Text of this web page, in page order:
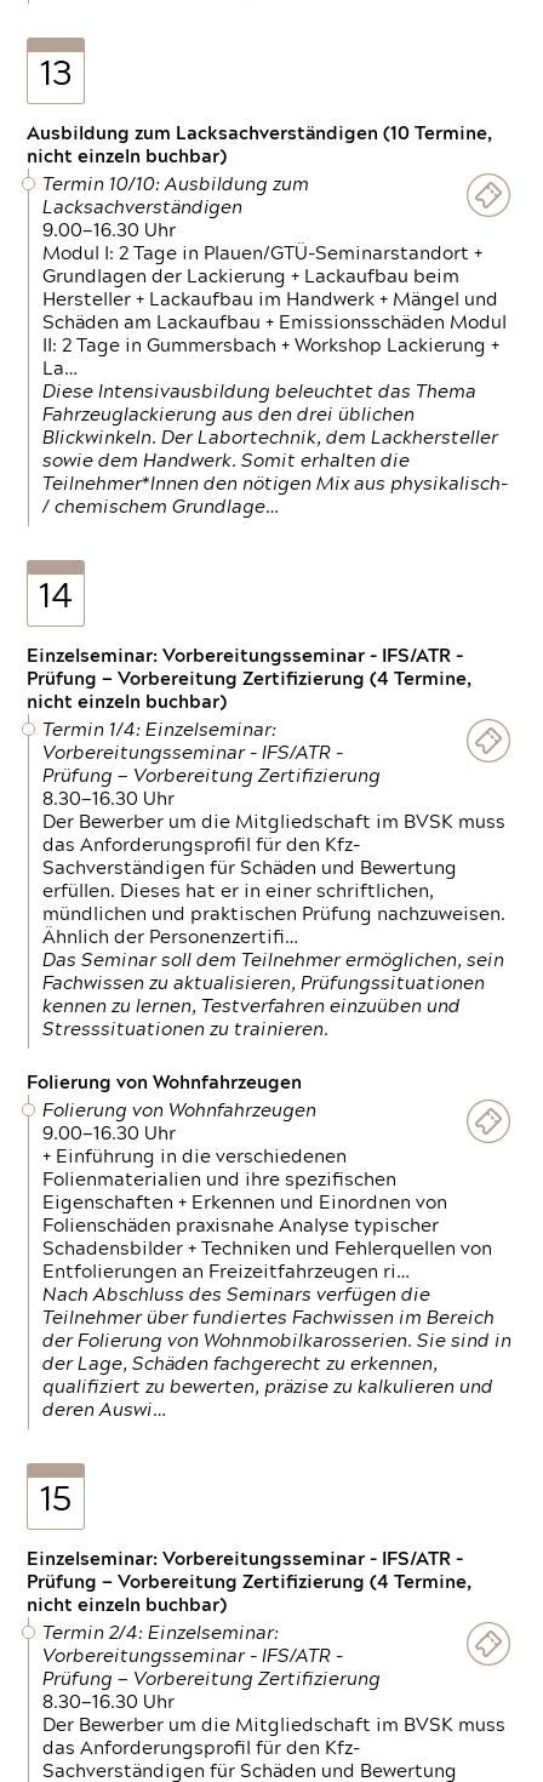
13
Ausbildung zum Lacksachverständigen (10 Termine,
nicht einzeln buchbar)
Termin 10/10: Ausbildung zum
Lacksachverständigen
9.00—16.30 Uhr
Modul I: 2 Tage in Plauen/GTÜ-Seminarstandort +
Grundlagen der Lackierung + Lackaufbau beim
Hersteller + Lackaufbau im Handwerk + Mängel und
Schäden am Lackaufbau + Emissionsschäden Modul
II: 2 Tage in Gummersbach + Workshop Lackierung +
La…
Diese Intensivausbildung beleuchtet das Thema
Fahrzeuglackierung aus den drei üblichen
Blickwinkeln. Der Labortechnik, dem Lackhersteller
sowie dem Handwerk. Somit erhalten die
Teilnehmer*Innen den nötigen Mix aus physikalisch-
/ chemischem Grundlage…
14
Einzelseminar: Vorbereitungsseminar - IFS/ATR -
Prüfung — Vorbereitung Zertifizierung (4 Termine,
nicht einzeln buchbar)
Termin 1/4: Einzelseminar:
Vorbereitungsseminar - IFS/ATR -
Prüfung — Vorbereitung Zertifizierung
8.30—16.30 Uhr
Der Bewerber um die Mitgliedschaft im BVSK muss
das Anforderungsprofil für den Kfz-
Sachverständigen für Schäden und Bewertung
erfüllen. Dieses hat er in einer schriftlichen,
mündlichen und praktischen Prüfung nachzuweisen.
Ähnlich der Personenzertifi…
Das Seminar soll dem Teilnehmer ermöglichen, sein
Fachwissen zu aktualisieren, Prüfungssituationen
kennen zu lernen, Testverfahren einzuüben und
Stresssituationen zu trainieren.
Folierung von Wohnfahrzeugen
Folierung von Wohnfahrzeugen
9.00—16.30 Uhr
+ Einführung in die verschiedenen
Folienmaterialien und ihre spezifischen
Eigenschaften + Erkennen und Einordnen von
Folienschäden praxisnahe Analyse typischer
Schadensbilder + Techniken und Fehlerquellen von
Entfolierungen an Freizeitfahrzeugen ri…
Nach Abschluss des Seminars verfügen die
Teilnehmer über fundiertes Fachwissen im Bereich
der Folierung von Wohnmobilkarosserien. Sie sind in
der Lage, Schäden fachgerecht zu erkennen,
qualifiziert zu bewerten, präzise zu kalkulieren und
deren Auswi…
15
Einzelseminar: Vorbereitungsseminar - IFS/ATR -
Prüfung — Vorbereitung Zertifizierung (4 Termine,
nicht einzeln buchbar)
Termin 2/4: Einzelseminar:
Vorbereitungsseminar - IFS/ATR -
Prüfung — Vorbereitung Zertifizierung
8.30—16.30 Uhr
Der Bewerber um die Mitgliedschaft im BVSK muss
das Anforderungsprofil für den Kfz-
Sachverständigen für Schäden und Bewertung